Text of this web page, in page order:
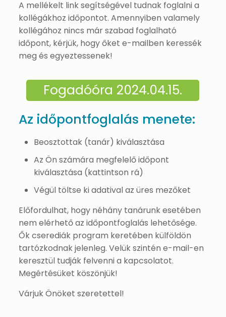
A mellékelt link segítségével tudnak foglalni a
kollégákhoz időpontot. Amennyiben valamely
kollégához nincs már szabad foglalható
időpont, kérjük, hogy őket e-mailben keressék
meg és egyeztessenek!
Fogadóóra 2024.04.15.
Az időpontfoglalás menete:
Beosztottak (tanár) kiválasztása
Az Ön számára megfelelő időpont
kiválasztása (kattintson rá)
Végül töltse ki adatival az üres mezőket
Előfordulhat, hogy néhány tanárunk esetében
nem elérhető az időpontfoglalás lehetősége.
Ők cserediák program keretében külföldön
tartózkodnak jelenleg. Velük szintén e-mail-en
keresztül tudják felvenni a kapcsolatot.
Megértésüket köszönjük!
Várjuk Önöket szeretettel!